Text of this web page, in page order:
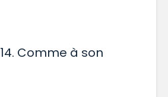
Comme à son